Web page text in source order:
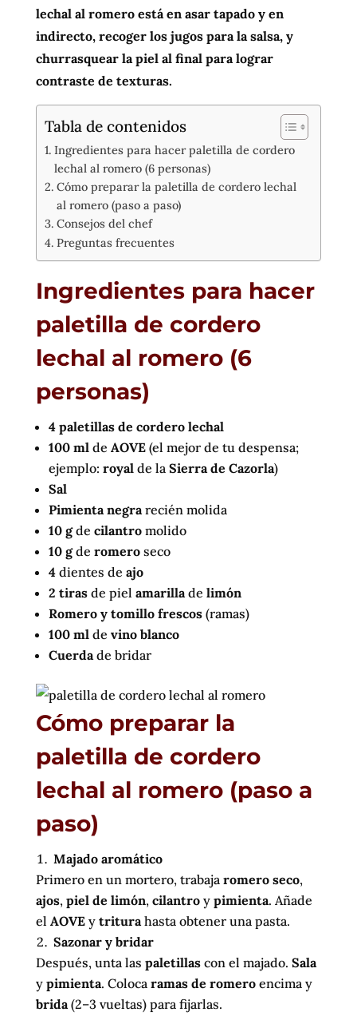
lechal al romero está en asar tapado y en
indirecto, recoger los jugos para la salsa, y
churrasquear la piel al final para lograr
contraste de texturas.
Tabla de contenidos
Ingredientes para hacer paletilla de cordero
lechal al romero (6 personas)
Cómo preparar la paletilla de cordero lechal
al romero (paso a paso)
Consejos del chef
Preguntas frecuentes
Ingredientes para hacer
paletilla de cordero
lechal al romero (6
personas)
4 paletillas de cordero lechal
100 mlde AOVE(el mejor de tu despensa;
ejemplo: royalde la Sierra de Cazorla)
Sal
Pimienta negrarecién molida
10 gde cilantromolido
10 gde romeroseco
4dientes de ajo
2 tirasde piel amarillade limón
Romero y tomillo frescos(ramas)
100 mlde vino blanco
Cuerdade bridar
Cómo preparar la
paletilla de cordero
lechal al romero (paso a
paso)
Majado aromático
Primero en un mortero, trabaja romero seco,
ajos, piel de limón, cilantroy pimienta. Añade
el AOVEy triturahasta obtener una pasta.
Sazonar y bridar
Después, unta las paletillascon el majado. Sala
y pimienta. Coloca ramas de romeroencima y
brida(2–3 vueltas) para fijarlas.